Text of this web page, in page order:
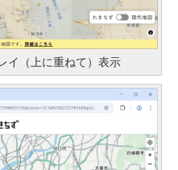
イ（上に重ねて）表示